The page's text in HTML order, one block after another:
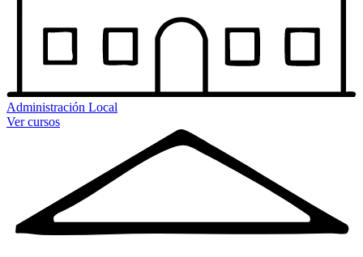
Administración Local
Ver cursos